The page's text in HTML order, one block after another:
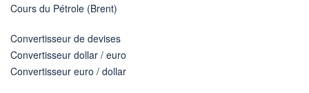
Cours du Pétrole (Brent)
Convertisseur de devises
Convertisseur dollar / euro
Convertisseur euro / dollar